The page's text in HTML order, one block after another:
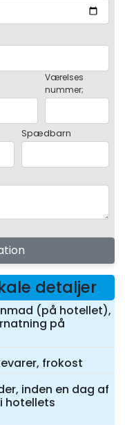
Værelses
nummer;
Spædbarn
detaljer
(på hotellet),
på
frokost
inden en dag af
hotellets